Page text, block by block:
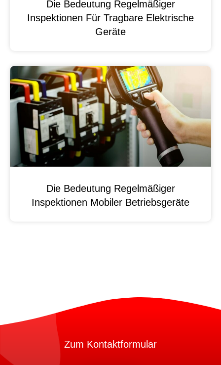
Die Bedeutung Regelmäßiger
Inspektionen Für Tragbare Elektrische
Geräte
Die Bedeutung Regelmäßiger
Inspektionen Mobiler Betriebsgeräte
Zum Kontaktformular